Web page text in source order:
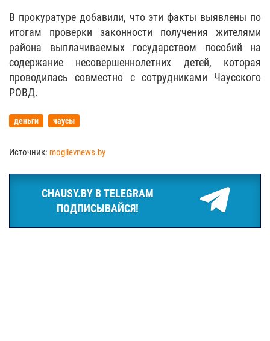
В прокуратуре добавили, что эти факты выявлены по
итогам проверки законности получения жителями
района выплачиваемых государством пособий на
содержание несовершеннолетних детей, которая
проводилась совместно с сотрудниками Чаусского
РОВД.
деньги чаусы
Источник: mogilevnews.by
CHAUSY.BY В TELEGRAM
ПОДПИСЫВАЙСЯ!